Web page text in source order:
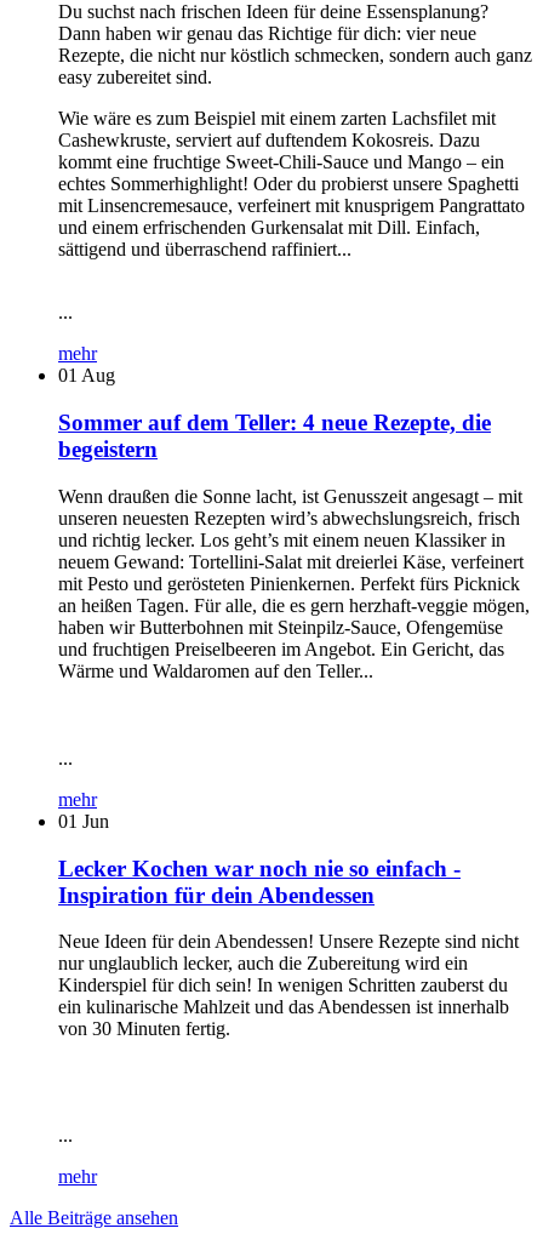
Du suchst nach frischen Ideen für deine Essensplanung?
Dann haben wir genau das Richtige für dich: vier neue
Rezepte, die nicht nur köstlich schmecken, sondern auch ganz
easy zubereitet sind.
Wie wäre es zum Beispiel mit einem zarten Lachsfilet mit
Cashewkruste, serviert auf duftendem Kokosreis. Dazu
kommt eine fruchtige Sweet-Chili-Sauce und Mango – ein
echtes Sommerhighlight! Oder du probierst unsere Spaghetti
mit Linsencremesauce, verfeinert mit knusprigem Pangrattato
und einem erfrischenden Gurkensalat mit Dill. Einfach,
sättigend und überraschend raffiniert...
...
mehr
01 Aug
Sommer auf dem Teller: 4 neue Rezepte, die
begeistern
Wenn draußen die Sonne lacht, ist Genusszeit angesagt – mit
unseren neuesten Rezepten wird’s abwechslungsreich, frisch
und richtig lecker. Los geht’s mit einem neuen Klassiker in
neuem Gewand: Tortellini-Salat mit dreierlei Käse, verfeinert
mit Pesto und gerösteten Pinienkernen. Perfekt fürs Picknick
an heißen Tagen. Für alle, die es gern herzhaft-veggie mögen,
haben wir Butterbohnen mit Steinpilz-Sauce, Ofengemüse
und fruchtigen Preiselbeeren im Angebot. Ein Gericht, das
Wärme und Waldaromen auf den Teller...
...
mehr
01 Jun
Lecker Kochen war noch nie so einfach -
Inspiration für dein Abendessen
Neue Ideen für dein Abendessen! Unsere Rezepte sind nicht
nur unglaublich lecker, auch die Zubereitung wird ein
Kinderspiel für dich sein! In wenigen Schritten zauberst du
ein kulinarische Mahlzeit und das Abendessen ist innerhalb
von 30 Minuten fertig.
...
mehr
Alle Beiträge ansehen